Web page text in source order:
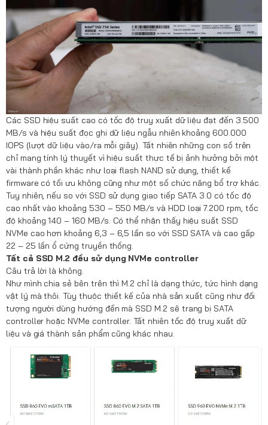
Các SSD hiệu suất cao có tốc độ truy xuất dữ liệu đạt đến 3.500
MB/s và hiệu suất đọc ghi dữ liệu ngẫu nhiên khoảng 600.000
IOPS (lượt dữ liệu vào/ra mỗi giây). Tất nhiên những con số trên
chỉ mang tính lý thuyết vì hiệu suất thực tế bị ảnh hưởng bởi một
vài thành phần khác như loại flash NAND sử dụng, thiết kế
firmware có tối ưu không cũng như một số chức năng bổ trợ khác.
Tuy nhiên, nếu so với SSD sử dụng giao tiếp SATA 3.0 có tốc độ
cao nhất vào khoảng 530 – 550 MB/s và HDD loại 7.200 rpm, tốc
độ khoảng 140 – 160 MB/s. Có thể nhận thấy hiệu suất SSD
NVMe cao hơn khoảng 6,3 – 6,5 lần so với SSD SATA và cao gấp
22 – 25 lần ổ cứng truyền thống.
Tất cả SSD M.2 đều sử dụng NVMe controller
Câu trả lời là không.
Như mình chia sẻ bên trên thì M.2 chỉ là dạng thức, tức hình dạng
vật lý mà thôi. Tùy thuộc thiết kế của nhà sản xuất cũng như đối
tượng người dùng hướng đến mà SSD M.2 sẽ trang bị SATA
controller hoặc NVMe controller. Tất nhiên tốc độ truy xuất dữ
liệu và giá thành sản phẩm cũng khác nhau.